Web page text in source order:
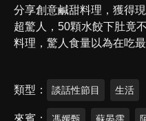
分享創意鹹甜料理，獲得
超驚人，50顆水餃下肚竟
料理，驚人食量以為在吃最
類型 談話性節目 生活
來賓 馮媛甄 蘇晏霈